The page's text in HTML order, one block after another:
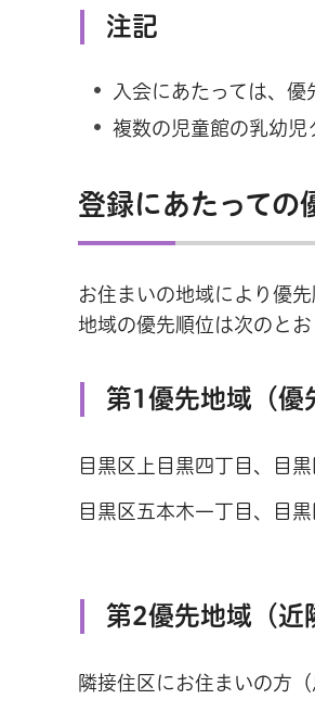
注記
入会にあたっては、優
複数の児童館の乳幼児
登録にあたっての
お住まいの地域により優先
地域の優先順位は次のとお
第1優先地域（優
目黒区上目黒四丁目、目
目黒区五本木一丁目、目
第2優先地域（近
隣接住区にお住まいの方